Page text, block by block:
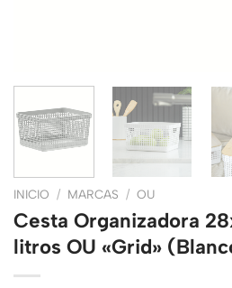
INICIO / MARCAS / OU
Cesta Organizadora
litros OU «Grid»